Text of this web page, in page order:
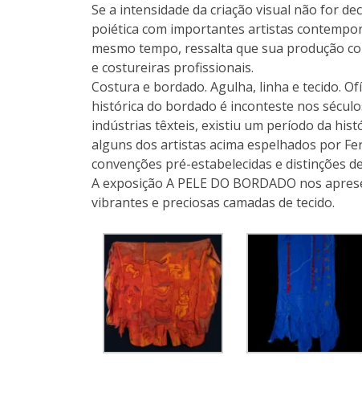
Se a intensidade da criação visual não for
poiética com importantes artistas
mesmo tempo, ressalta que sua produção
e costureiras profissionais.
Costura e bordado. Agulha, linha e tecido.
histórica do bordado é inconteste nos
indústrias têxteis, existiu um período da
alguns dos artistas acima espelhados por
convenções pré-estabelecidas e distinções
A exposição A PELE DO BORDADO nos
vibrantes e preciosas camadas de tecido.